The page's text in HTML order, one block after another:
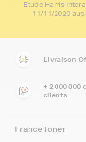
Etude Harris
11/11/2020
Livraison
+ 2 000 000
clients
FranceToner